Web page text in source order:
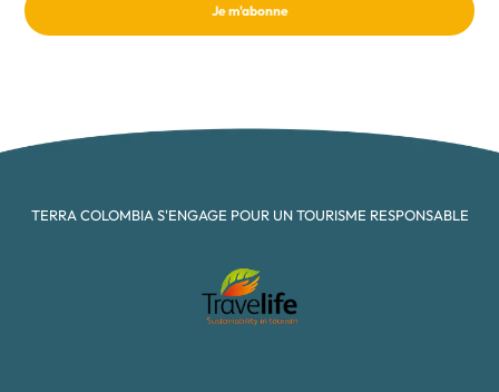
Je m'abonne
TERRA COLOMBIA S'ENGAGE POUR UN TOURISME RESPONSABLE